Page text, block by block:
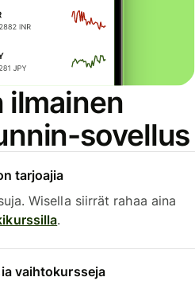
ilmainen
sovellus
tarjoajia
Wisella siirrät rahaa aina
.
vaihtokursseja